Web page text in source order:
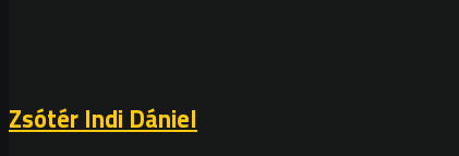
Zsótér Indi Dániel